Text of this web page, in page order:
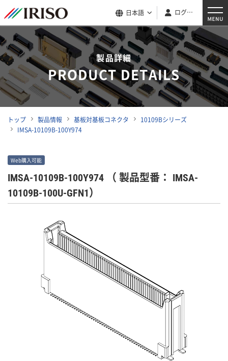
日本語 ログイン
製品詳細
PRODUCT DETAILS
トップ 製品情報 基板対基板コネクタ
10109Bシリーズ
IMSA-10109B-100Y974
Web購入可能
IMSA-10109B-100Y974 （ 製品型番： IMSA-
10109B-100U-GFN1）